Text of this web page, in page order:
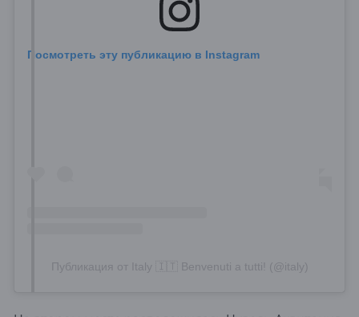
Посмотреть эту публикацию в Instagram
Публикация от Italy 🇮🇹 Benvenuti a tutti! (@italy)